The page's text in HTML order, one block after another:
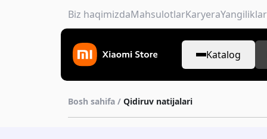
Biz haqimizdaMahsulotlarKaryeraYangiliklar
Katalog
Bosh sahifa / Qidiruv natijalari